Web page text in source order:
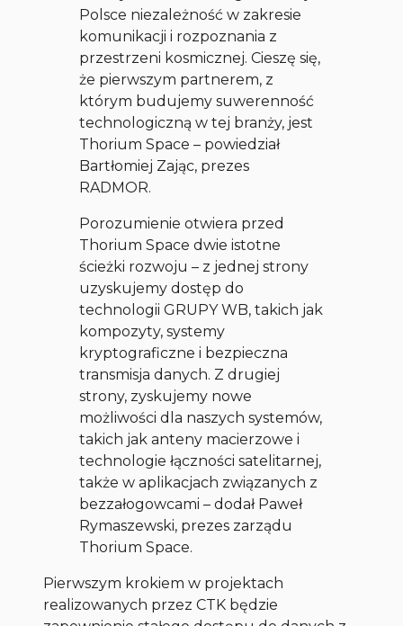
Polsce niezależność w zakresie
komunikacji i rozpoznania z
przestrzeni kosmicznej. Cieszę się,
że pierwszym partnerem, z
którym budujemy suwerenność
technologiczną w tej branży, jest
Thorium Space – powiedział
Bartłomiej Zając, prezes
RADMOR.
Porozumienie otwiera przed
Thorium Space dwie istotne
ścieżki rozwoju – z jednej strony
uzyskujemy dostęp do
technologii GRUPY WB, takich jak
kompozyty, systemy
kryptograficzne i bezpieczna
transmisja danych. Z drugiej
strony, zyskujemy nowe
możliwości dla naszych systemów,
takich jak anteny macierzowe i
technologie łączności satelitarnej,
także w aplikacjach związanych z
bezzałogowcami – dodał Paweł
Rymaszewski, prezes zarządu
Thorium Space.
Pierwszym krokiem w projektach
realizowanych przez CTK będzie